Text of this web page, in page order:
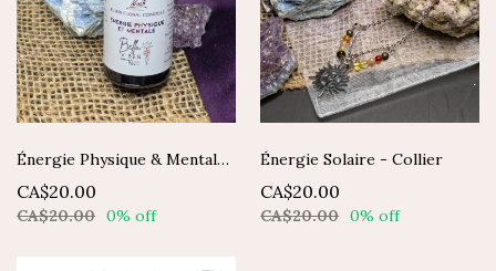
Énergie Physique & Mentale - Élixir composé Fleurs de Bach
CA$20.00
CA$20.00 0% off
Énergie Solaire - Collier
CA$20.00
CA$20.00 0% off